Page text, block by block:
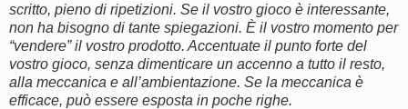
scritto, pieno di ripetizioni. Se il vostro gioco è interessante,
non ha bisogno di tante spiegazioni. È il vostro momento per
“vendere” il vostro prodotto. Accentuate il punto forte del
vostro gioco, senza dimenticare un accenno a tutto il resto,
alla meccanica e all’ambientazione. Se la meccanica è
efficace, può essere esposta in poche righe.